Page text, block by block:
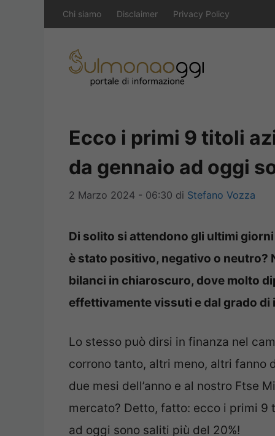
Chi siamo Disclaimer Privacy Policy
Ecco i primi 9 titoli
da gennaio ad oggi
2 Marzo 2024 - 06:30 di Stefano Vozza
Di solito si attendono gli ultimi
è stato positivo, negativo o neutro?
bilanci in chiaroscuro, dove molto
effettivamente vissuti e dal grado
Lo stesso può dirsi in finanza nel
corrono tanto, altri meno, altri fanno
due mesi dell’anno e al nostro Ftse
mercato? Detto, fatto: ecco i primi 9
ad oggi sono saliti più del 20%!